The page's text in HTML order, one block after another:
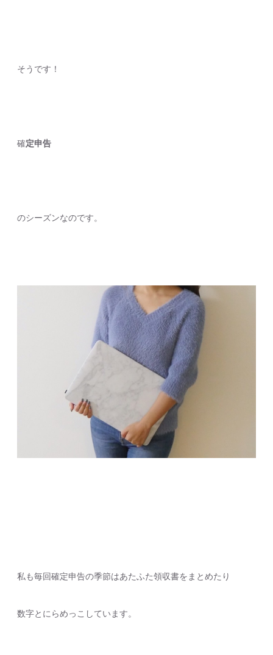
そうです！
確定申告
のシーズンなのです。
私も毎回確定申告の季節はあたふた領収書をまとめたり
数字とにらめっこしています。